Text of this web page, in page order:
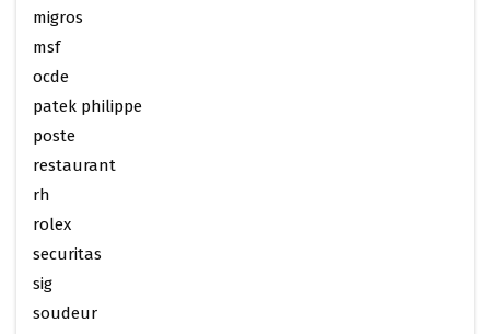
migros
msf
ocde
patek philippe
poste
restaurant
rh
rolex
securitas
sig
soudeur